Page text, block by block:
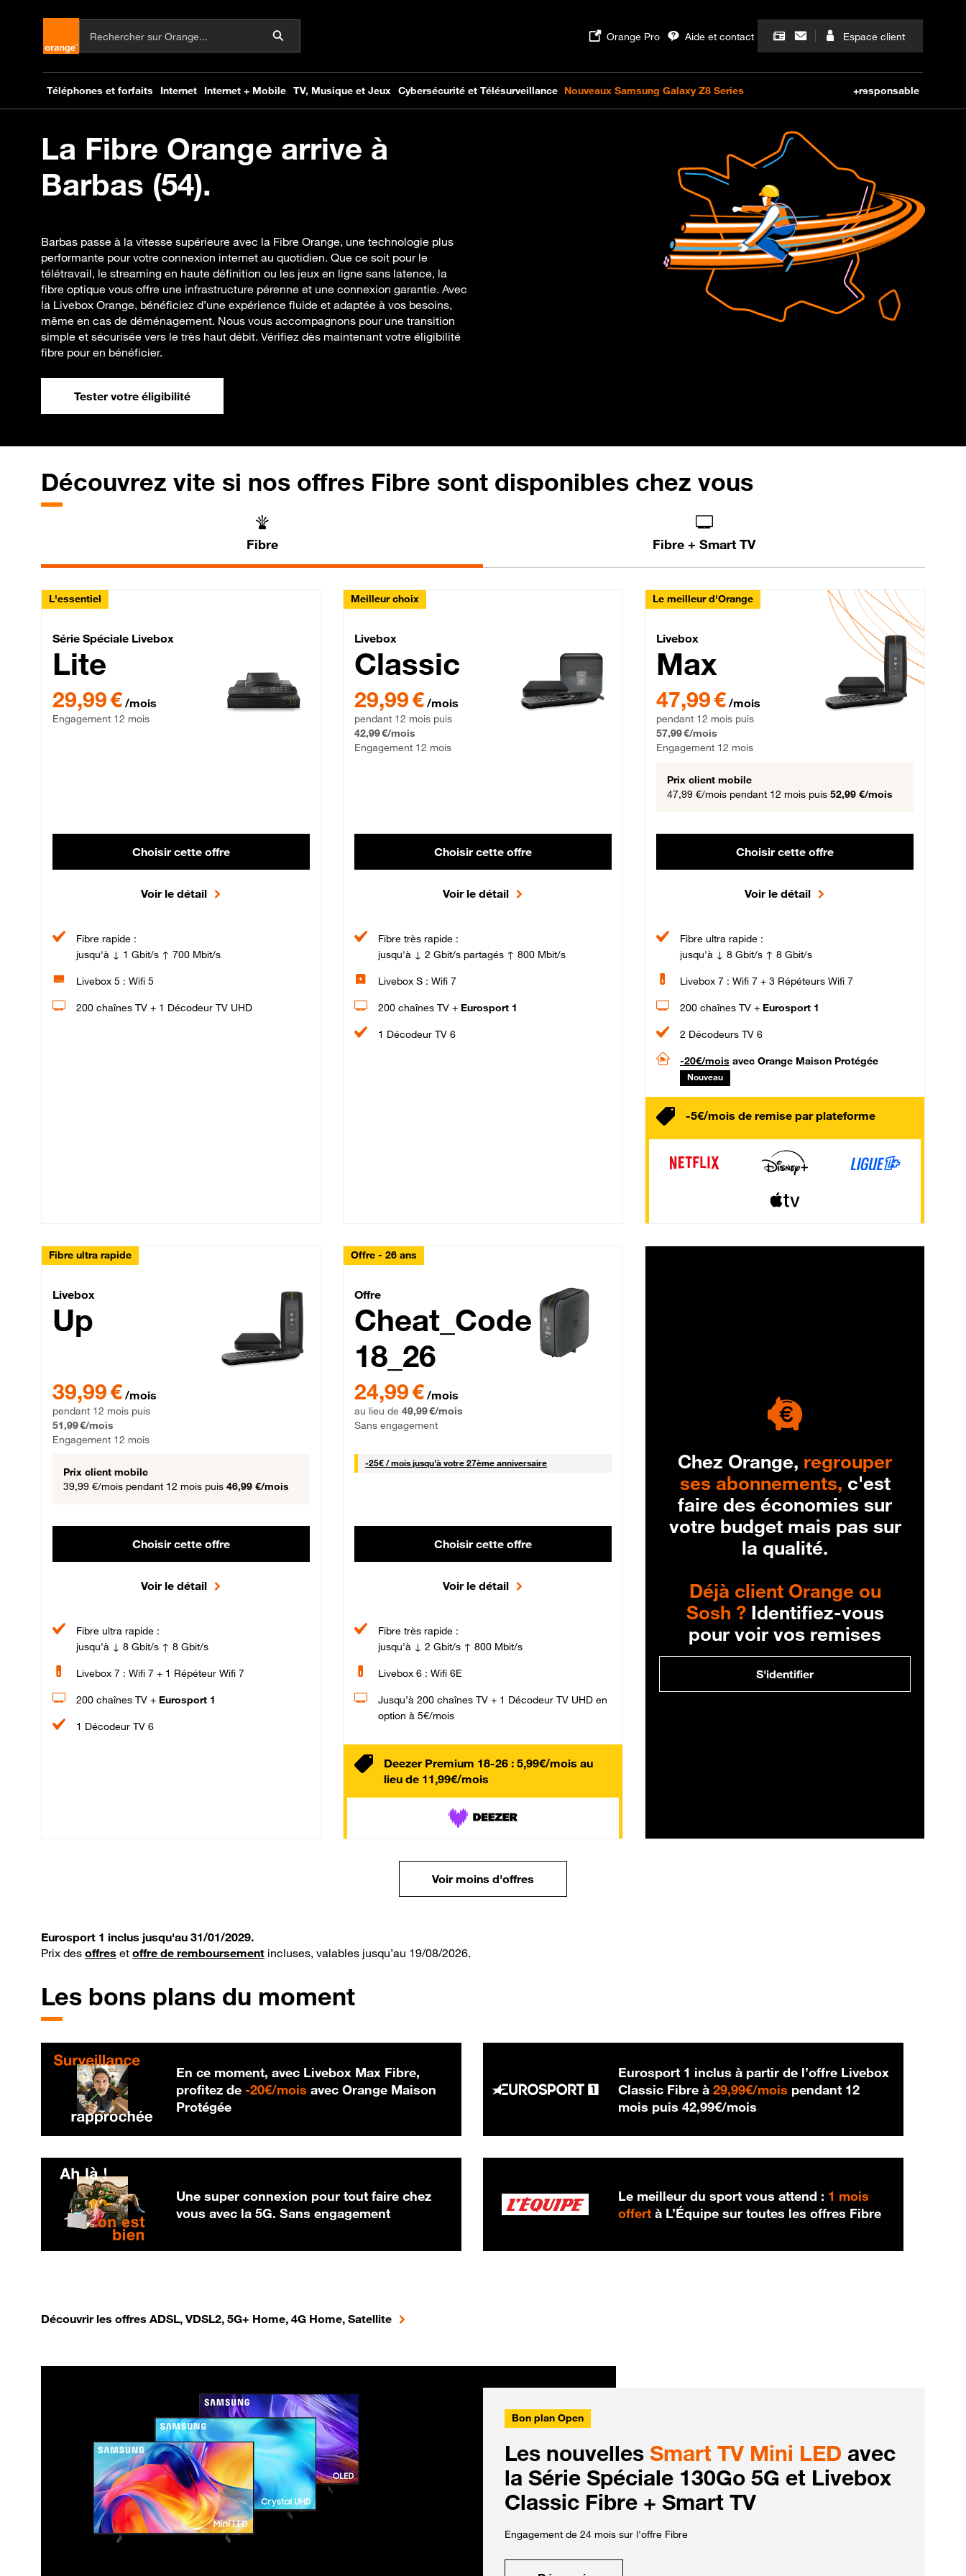
La Fibre Orange arrive à
Barbas (54).
Barbas passe à la vitesse supérieure avec la Fibre Orange, une technologie plus
performante pour votre connexion internet au quotidien. Que ce soit pour le
télétravail, le streaming en haute définition ou les jeux en ligne sans latence, la
fibre optique vous offre une infrastructure pérenne et une connexion garantie. Avec
la Livebox Orange, bénéficiez d’une expérience fluide et adaptée à vos besoins,
même en cas de déménagement. Nous vous accompagnons pour une transition
simple et sécurisée vers le très haut débit. Vérifiez dès maintenant votre éligibilité
fibre pour en bénéficier.
Tester votre éligibilité
Découvrez vite si nos offres Fibre sont disponibles chez vous
Fibre Fibre + Smart TV
L'essentiel
Série Spéciale Livebox Lite Fibre
Série Spéciale Livebox
Lite
29,99 € par mois , Engagement 12 mois
29,99 € /mois
Engagement 12 mois
Choisir cette offre
Voir le détail
Fibre rapide :
jusqu'à ↓ 1 Gbit/s ↑ 700 Mbit/s
Livebox 5 : Wifi 5
200 chaînes TV + 1 Décodeur TV UHD
Meilleur choix
Livebox Classic Fibre
Livebox
Classic
29,99 € par mois pendant 12 mois puis 42,99 € par mois, Engagement 12 mois
29,99 € /mois
pendant 12 mois puis
42,99 €/mois
Engagement 12 mois
Choisir cette offre
Voir le détail
Fibre très rapide :
jusqu'à ↓ 2 Gbit/s partagés ↑ 800 Mbit/s
Livebox S : Wifi 7
200 chaînes TV + Eurosport 1
1 Décodeur TV 6
Le meilleur d'Orange
Livebox Max Fibre
Livebox
Max
47,99 € par mois pendant 12 mois puis 57,99 € par mois,
47,99 € /mois
pendant 12 mois puis
57,99 €/mois
Engagement 12 mois
Prix client mobile
47,99 €/mois pendant 12 mois puis 52,99 €/mois
Choisir cette offre
Voir le détail
Fibre ultra rapide :
jusqu'à ↓ 8 Gbit/s ↑ 8 Gbit/s
Livebox 7 : Wifi 7 + 3 Répéteurs Wifi 7
200 chaînes TV + Eurosport 1
2 Décodeurs TV 6
-20€/mois avec Orange Maison Protégée
Nouveau
-5€/mois de remise par plateforme
Fibre ultra rapide
Livebox Up Fibre
Livebox
Up
39,99 € /mois
pendant 12 mois puis
51,99 €/mois
Engagement 12 mois
Prix client mobile
39,99 €/mois pendant 12 mois puis 46,99 €/mois
Choisir cette offre
Voir le détail
Fibre ultra rapide :
jusqu'à ↓ 8 Gbit/s ↑ 8 Gbit/s
Livebox 7 : Wifi 7 + 1 Répéteur Wifi 7
200 chaînes TV + Eurosport 1
1 Décodeur TV 6
Offre - 26 ans
Cheat_Code Fibre_18_26
Offre
Cheat_Code
18_26
24,99 € /mois
au lieu de 49,99 €/mois
Sans engagement
-25€ / mois25 € par mois
jusqu'à votre 27ème anniversaire
Choisir cette offre
Voir le détail
Fibre très rapide :
jusqu'à ↓ 2 Gbit/s ↑ 800 Mbit/s
Livebox 6 : Wifi 6E
Jusqu’à 200 chaînes TV + 1 Décodeur TV UHD en
option à 5€/mois
Deezer Premium 18-26 : 5,99€/mois au
lieu de 11,99€/mois
Chez Orange, regrouper
ses abonnements, c'est
faire des économies sur
votre budget mais pas sur
la qualité.
Déjà client Orange ou
Sosh ?Identifiez-vous
pour voir vos remises
S'identifier
Voir moins d'offres
Eurosport 1 inclus jusqu'au 31/01/2029.
Prix des offres et offre de remboursement incluses, valables jusqu’au 19/08/2026.
Les bons plans du moment
En ce moment, avec Livebox Max Fibre,
profitez de -20€/mois 20 € par mois
avec Orange Maison
Protégée
Eurosport 1 inclus à partir de l’offre Livebox
Classic Fibre à29,99€/mois 29,99 € par mois
pendant 12
mois puis42,99€/mois
Une super connexion pour tout faire chez
vous avec la 5G. Sans engagement
Le meilleur du sport vous attend : 1 mois
offert à L’Équipe sur toutes les offres Fibre
Découvrir les offres ADSL, VDSL2, 5G+ Home, 4G Home, Satellite
Bon plan Open
Les nouvelles Smart TV Mini LED avec
la Série Spéciale 130Go 5G et Livebox
Classic Fibre + Smart TV
Engagement de 24 mois sur l'offre Fibre